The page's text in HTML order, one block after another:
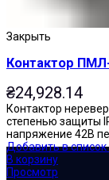
Закрыть
Контактор
₴24,928.14
Контактор
степенью защиты
напряжение 42В
Добавить в
В корзину
Просмотр